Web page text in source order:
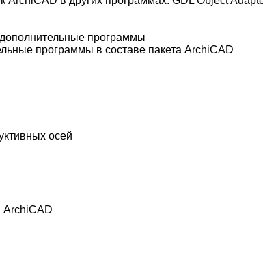
программы
программы в составе пакета ArchiCAD
осей